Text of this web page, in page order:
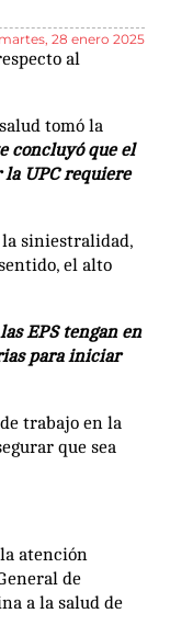
martes, 28 enero 2025
al
tomó la
concluyó que el
UPC requiere
la siniestralidad,
el alto
EPS tengan en
para iniciar
trabajo en la
que sea
atención
de
a la salud de